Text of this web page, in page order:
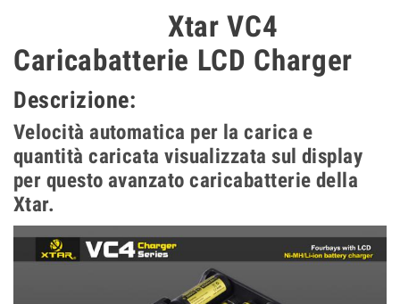
Xtar VC4
Caricabatterie LCD Charger
Descrizione:
Velocità automatica per la carica e
quantità caricata visualizzata sul display
per questo avanzato caricabatterie della
Xtar.